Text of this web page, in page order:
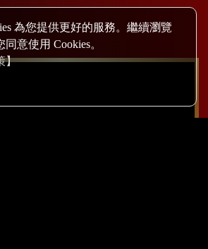
為您提供更好的服務。繼續瀏覽
意使用 Cookies。
】